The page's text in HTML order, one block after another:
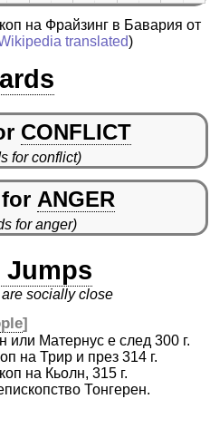
на Фрайзинг в Бавария от
translated)
CONFLICT
for conflict)
for ANGER
for anger)
Jumps
socially close
]
или Матернус е след 300 г.
на Трир и през 314 г.
на Кьолн, 315 г.
Тонгерен.